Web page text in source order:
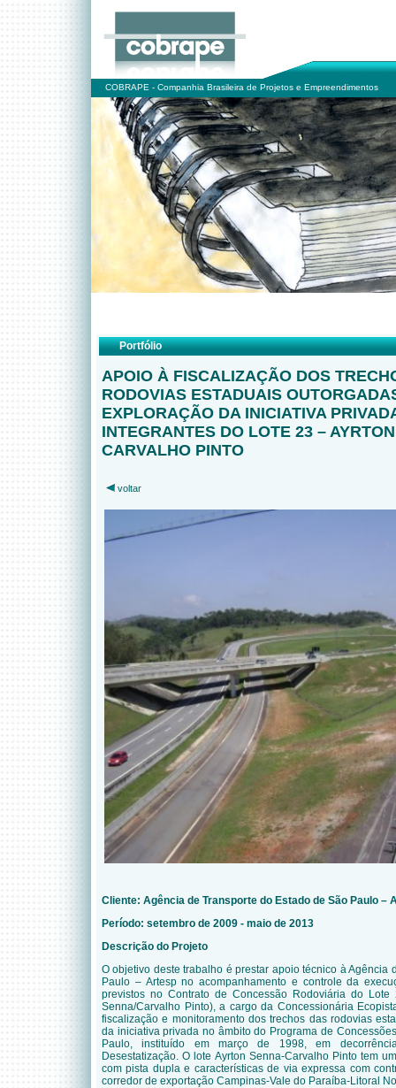
COBRAPE - Companhia Brasileira de Projetos e Empreendimentos
Portfólio
APOIO À FISCALIZAÇÃO DOS
RODOVIAS ESTADUAIS
EXPLORAÇÃO DA INICIATIVA
INTEGRANTES DO LOTE 23 –
CARVALHO PINTO
voltar
Cliente: Agência de Transporte do Estado de São Paulo –
Período: setembro de 2009 - maio de 2013
Descrição do Projeto
O objetivo deste trabalho é prestar apoio técnico à Agência
Paulo – Artesp no acompanhamento e controle da
previstos no Contrato de Concessão Rodoviária do Lote
Senna/Carvalho Pinto), a cargo da Concessionária
fiscalização e monitoramento dos trechos das rodovias
da iniciativa privada no âmbito do Programa de
Paulo, instituído em março de 1998, em
Desestatização. O lote Ayrton Senna-Carvalho Pinto tem
com pista dupla e características de via expressa com
corredor de exportação Campinas-Vale do Paraíba-Litoral